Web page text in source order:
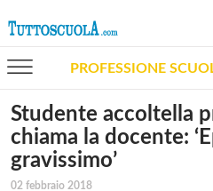
PROFESSIONE
Studente accoltella
chiama la docente:
gravissimo’
02 febbraio 2018